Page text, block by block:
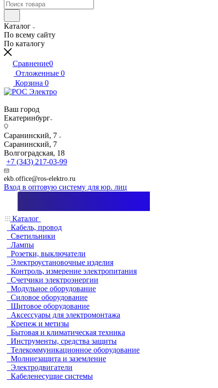
Каталог
По всему сайту
По каталогу
Сравнение0
Отложенные 0
Корзина 0
Ваш город
Екатеринбург
Саранинский, 7
Саранинский, 7
Волгоградская, 18
+7 (343) 217-03-99
ekb.office@ros-elektro.ru
Вход в оптовую систему для юр. лиц
Каталог
Кабель, провод
Светильники
Лампы
Розетки, выключатели
Электроустановочные изделия
Контроль, измерение электропитания
Счетчики электроэнергии
Модульное оборудование
Силовое оборудование
Щитовое оборудование
Аксессуары для электромонтажа
Крепеж и метизы
Бытовая и климатическая техника
Инструменты, средства защиты
Телекоммуникационное оборудование
Молниезащита и заземление
Электродвигатели
Кабеленесущие системы